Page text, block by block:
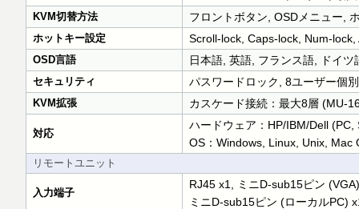
KVM切替方法 フロントボタン, OSDメニュー,
ホットキー設定 Scroll-lock, Caps-lock, Num-lock,
OSD言語 日本語, 英語, フランス語, ドイ
セキュリティ パスワードロック, 8ユーザー個
KVM拡張 カスケード接続：最大8層 (MU-
対応
ハードウェア：HP/IBM/Dell
OS：Windows, Linux, Unix, Mac
リモートユニット
入力端子
RJ45 x1, ミニD-sub15ピン
ミニD-sub15ピン (ローカルPC)